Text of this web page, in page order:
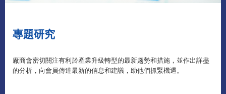
專題研究
廠商會密切關注有利於產業升級轉型的最新趨勢和措施，並作出詳盡
的分析，向會員傳達最新的信息和建議，助他們抓緊機遇。